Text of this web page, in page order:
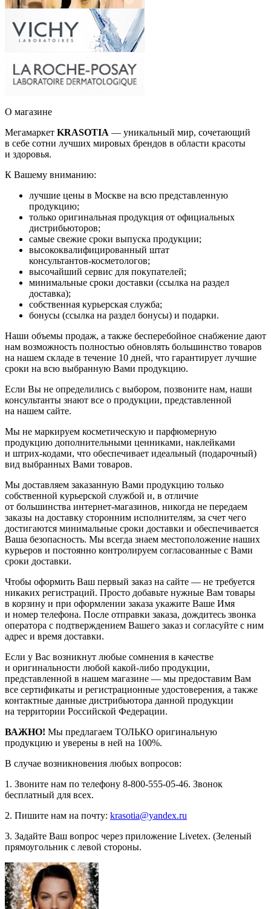
О магазине
Мегамаркет KRASOTIA — уникальный мир, сочетающий
в себе сотни лучших мировых брендов в области красоты
и здоровья.
К Вашему вниманию:
лучшие цены в Москве на всю представленную
продукцию;
только оригинальная продукция от официальных
дистрибьюторов;
самые свежие сроки выпуска продукции;
высококвалифицированный штат
консультантов-косметологов;
высочайший сервис для покупателей;
минимальные сроки доставки (ссылка на раздел
доставка);
собственная курьерская служба;
бонусы (ссылка на раздел бонусы) и подарки.
Наши объемы продаж, а также бесперебойное снабжение дают
нам возможность полностью обновлять большинство товаров
на нашем складе в течение 10 дней, что гарантирует лучшие
сроки на всю выбранную Вами продукцию.
Если Вы не определились с выбором, позвоните нам, наши
консультанты знают все о продукции, представленной
на нашем сайте.
Мы не маркируем косметическую и парфюмерную
продукцию дополнительными ценниками, наклейками
и штрих-кодами, что обеспечивает идеальный (подарочный)
вид выбранных Вами товаров.
Мы доставляем заказанную Вами продукцию только
собственной курьерской службой и, в отличие
от большинства интернет-магазинов, никогда не передаем
заказы на доставку сторонним исполнителям, за счет чего
достигаются минимальные сроки доставки и обеспечивается
Ваша безопасность. Мы всегда знаем местоположение наших
курьеров и постоянно контролируем согласованные с Вами
сроки доставки.
Чтобы оформить Ваш первый заказ на сайте — не требуется
никаких регистраций. Просто добавьте нужные Вам товары
в корзину и при оформлении заказа укажите Ваше Имя
и номер телефона. После отправки заказа, дождитесь звонка
оператора с подтверждением Вашего заказ и согласуйте с ним
адрес и время доставки.
Если у Вас возникнут любые сомнения в качестве
и оригинальности любой какой-либо продукции,
представленной в нашем магазине — мы предоставим Вам
все сертификаты и регистрационные удостоверения, а также
контактные данные дистрибьютора данной продукции
на территории Российской Федерации.
ВАЖНО! Мы предлагаем ТОЛЬКО оригинальную
продукцию и уверены в ней на 100%.
В случае возникновения любых вопросов:
1. Звоните нам по телефону 8-800-555-05-46. Звонок
бесплатный для всех.
2. Пишите нам на почту: krasotia@yandex.ru
3. Задайте Ваш вопрос через приложение Livetex. (Зеленый
прямоугольник с левой стороны.